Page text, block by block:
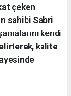
çeken
sahibi Sabri
kendi
kalite